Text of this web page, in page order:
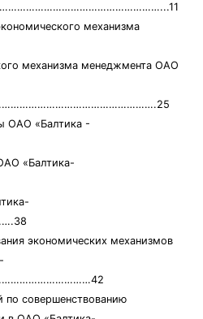
механизма
механизма менеджмента ОАО
ОАО «Балтика -
«Балтика-
экономических механизмов
по совершенствованию